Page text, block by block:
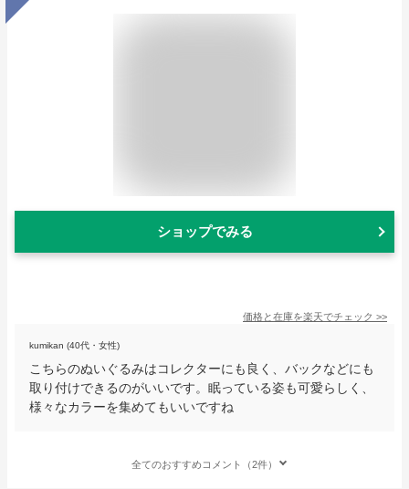
ショップでみる
価格と在庫を楽天でチェック >>
kumikan (40代・女性)
こちらのぬいぐるみはコレクターにも良く、バックなどにも
取り付けできるのがいいです。眠っている姿も可愛らしく、
様々なカラーを集めてもいいですね
全てのおすすめコメント（2件）